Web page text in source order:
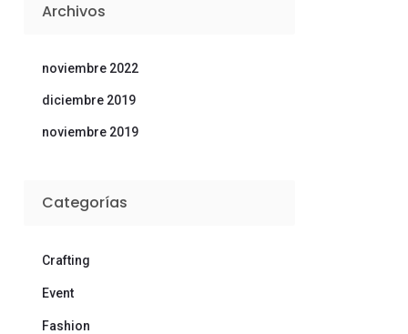
Archivos
noviembre 2022
diciembre 2019
noviembre 2019
Categorías
Crafting
Event
Fashion